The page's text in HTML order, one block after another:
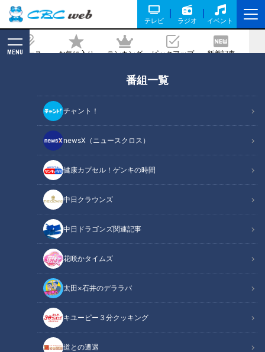
テレビ ラジオ イベント
ニュース お気に入り ランキング ピックアップ 新着記事
MENU
番組一覧
チャント！
newsX（ニュースクロス）
健康カプセル！ゲンキの時間
中日クラウンズ
中日ドラゴンズ関連記事
花咲かタイムズ
太田×石井のデララバ
キユーピー３分クッキング
道との遭遇
ーな大人メイク【デパチャン】
2022/10/24 18:30
デパチャン
「デパチャン」動画